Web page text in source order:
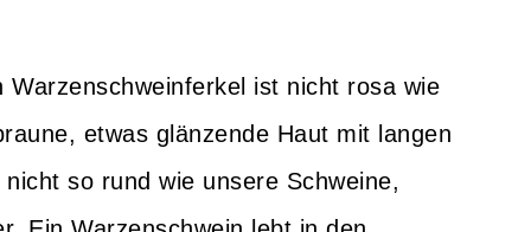
ist nicht rosa wie
etwas glänzende Haut mit langen
so rund wie unsere Schweine,